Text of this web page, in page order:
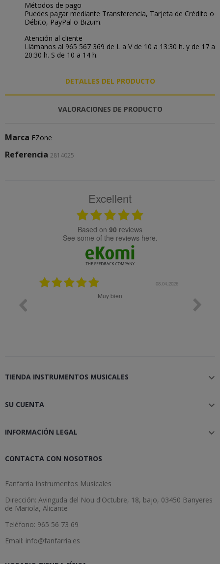
Métodos de pago
Puedes pagar mediante Transferencia, Tarjeta de Crédito o
Débito, PayPal o Bizum.
Atención al cliente
Llámanos al 965 567 369 de L a V de 10 a 13:30 h. y de 17 a
20:30 h. S de 10 a 14 h.
DETALLES DEL PRODUCTO
VALORACIONES DE PRODUCTO
Marca FZone
Referencia 2814025
Excellent
based on 90 reviews
see some of the reviews here.
08.04.2026
Muy bien
TIENDA INSTRUMENTOS MUSICALES 
SU CUENTA 
INFORMACIÓN LEGAL 
CONTACTA CON NOSOTROS
Fanfarria Instrumentos Musicales
Dirección: Avinguda del Nou d'Octubre, 18, bajo, 03450 Banyeres
de Mariola, Alicante
Teléfono: 965 56 73 69
Email: info@fanfarria.es